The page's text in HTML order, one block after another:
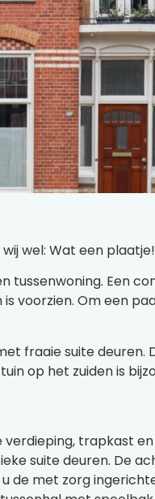
wel: Wat een plaatje!
tussenwoning. Een
voorzien. Om een
fraaie suite deuren.
op het zuiden is
trapkast
suite deuren. De
de met zorg